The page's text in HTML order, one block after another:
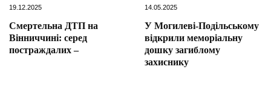
19.12.2025
Смертельна ДТП на
Вінниччині: серед
постраждалих –
14.05.2025
У Могилеві-Подільському
відкрили меморіальну
дошку загиблому
захиснику